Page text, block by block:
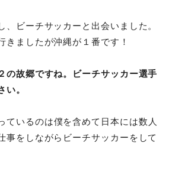
、ビーチサッカーと出会いました。
きましたが沖縄が１番です！
故郷ですね。ビーチサッカー選手
い。
ているのは僕を含めて日本には数人
事をしながらビーチサッカーをして